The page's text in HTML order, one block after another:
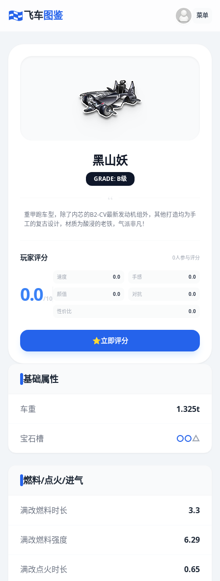
飞车图鉴 菜单
黑山妖
GRADE: B级
“
重甲跑车型，除了内芯的B2-CV最新发动机组外，其他打造均为手
工的复古设计，材质为酸浸的老铁，气派非凡！
玩家评分 0人参与评分
0.0/10
速度 0.0 手感 0.0
颜值 0.0 对抗 0.0
性价比 0.0
⭐立即评分
基础属性
车重 1.325t
宝石槽
燃料/点火/进气
满改燃料时长 3.3
满改燃料强度 6.29
满改点火时长 0.65
★★★★★★
手感 5.0分
★★ ★ ★
性价比
★★★★★★★★★★